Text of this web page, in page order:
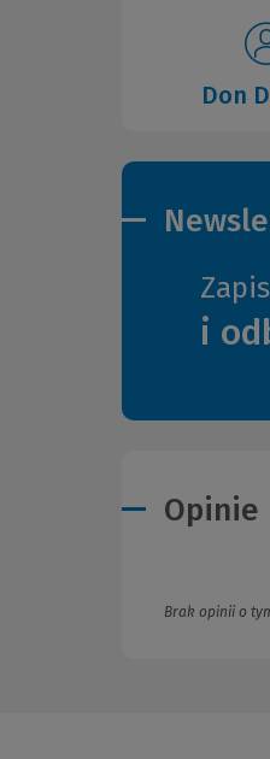
Don
i
Opinie
Brak opinii o